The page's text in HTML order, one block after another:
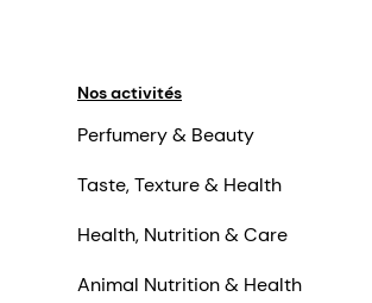
Nos activités
Perfumery & Beauty
Taste, Texture & Health
Health, Nutrition & Care
Animal Nutrition & Health